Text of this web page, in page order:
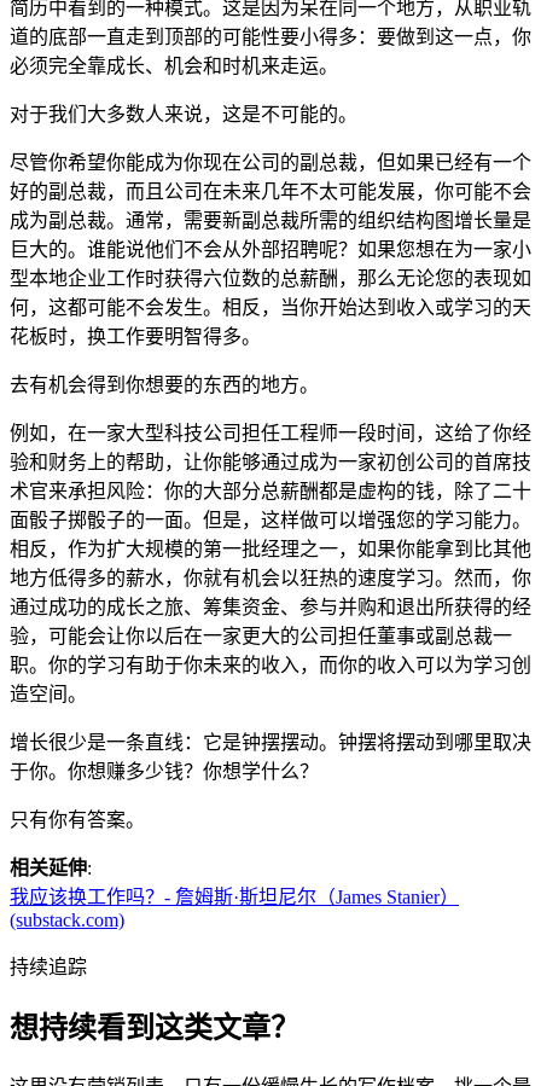
简历中看到的一种模式。这是因为呆在同一个地方，从职业轨
道的底部一直走到顶部的可能性要小得多：要做到这一点，你
必须完全靠成长、机会和时机来走运。
对于我们大多数人来说，这是不可能的。
尽管你希望你能成为你现在公司的副总裁，但如果已经有一个
好的副总裁，而且公司在未来几年不太可能发展，你可能不会
成为副总裁。通常，需要新副总裁所需的组织结构图增长量是
巨大的。谁能说他们不会从外部招聘呢？如果您想在为一家小
型本地企业工作时获得六位数的总薪酬，那么无论您的表现如
何，这都可能不会发生。相反，当你开始达到收入或学习的天
花板时，换工作要明智得多。
去有机会得到你想要的东西的地方。
例如，在一家大型科技公司担任工程师一段时间，这给了你经
验和财务上的帮助，让你能够通过成为一家初创公司的首席技
术官来承担风险：你的大部分总薪酬都是虚构的钱，除了二十
面骰子掷骰子的一面。但是，这样做可以增强您的学习能力。
相反，作为扩大规模的第一批经理之一，如果你能拿到比其他
地方低得多的薪水，你就有机会以狂热的速度学习。然而，你
通过成功的成长之旅、筹集资金、参与并购和退出所获得的经
验，可能会让你以后在一家更大的公司担任董事或副总裁一
职。你的学习有助于你未来的收入，而你的收入可以为学习创
造空间。
增长很少是一条直线：它是钟摆摆动。钟摆将摆动到哪里取决
于你。你想赚多少钱？你想学什么？
只有你有答案。
相关延伸:
我应该换工作吗？- 詹姆斯·斯坦尼尔（James Stanier）
(substack.com)
持续追踪
想持续看到这类文章？